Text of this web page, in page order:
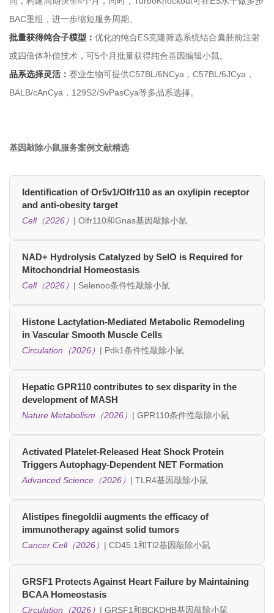
BAC重组，进一步缩短服务周期。
批量获得纯合子模型： 优化的纯合ES克隆筛选系统结合囊胚前注射
或四倍体补偿技术，可5个月批量获得纯合基因编辑小鼠。
品系选择灵活： 赛业生物可提供C57BL/6NCya，C57BL/6JCya，
BALB/cAnCya，129S2/SvPasCya等多品系选择。
基因敲除小鼠服务案例文献精选
Identification of Or5v1/Olfr110 as an oxylipin receptor
and anti-obesity target
Cell（2026） | Olfr110和Gnas基因敲除小鼠
NAD+ Hydrolysis Catalyzed by SelO is Required for
Mitochondrial Homeostasis
Cell（2026） | Selenoo条件性敲除小鼠
Histone Lactylation-Mediated Metabolic Remodeling
in Vascular Smooth Muscle Cells
Circulation（2026） | Pdk1条件性敲除小鼠
Hepatic GPR110 contributes to sex disparity in the
development of MASH
Nature Metabolism（2026） | GPR110条件性敲除小鼠
Activated Platelet-Released Heat Shock Protein
Triggers Autophagy-Dependent NET Formation
Advanced Science（2026） | TLR4基因敲除小鼠
Alistipes finegoldii augments the efficacy of
immunotherapy against solid tumors
Cancer Cell（2026） | CD45.1和Tl2基因敲除小鼠
GRSF1 Protects Against Heart Failure by Maintaining
BCAA Homeostasis
Circulation（2026） | GRSF1和BCKDHB基因敲除小鼠